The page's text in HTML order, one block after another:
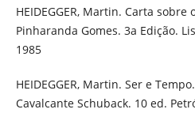
HEIDEGGER, Martin. Carta
Pinharanda Gomes. 3a Edição.
1985
HEIDEGGER, Martin. Ser e
Cavalcante Schuback. 10 ed.